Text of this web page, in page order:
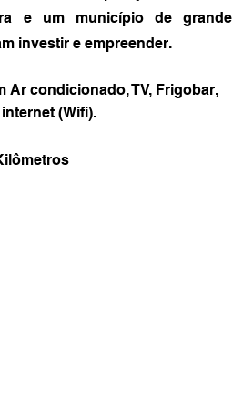
e um município de grande
investir e empreender.
Ar condicionado, TV, Frigobar,
(Wifi).